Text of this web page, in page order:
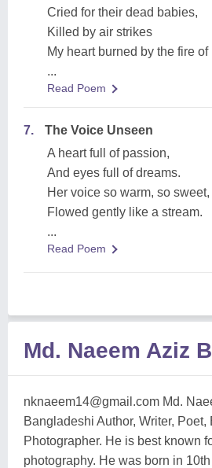
Cried for their dead babies,
Killed by air strikes
My heart burned by the fire of
...
Read Poem
7.
The Voice Unseen
A heart full of passion,
And eyes full of dreams.
Her voice so warm, so sweet,
Flowed gently like a stream.
...
Read Poem
Md. Naeem Aziz
nknaeem14@gmail.com Md.
Bangladeshi Author, Writer, Poet,
Photographer. He is best known
photography. He was born in